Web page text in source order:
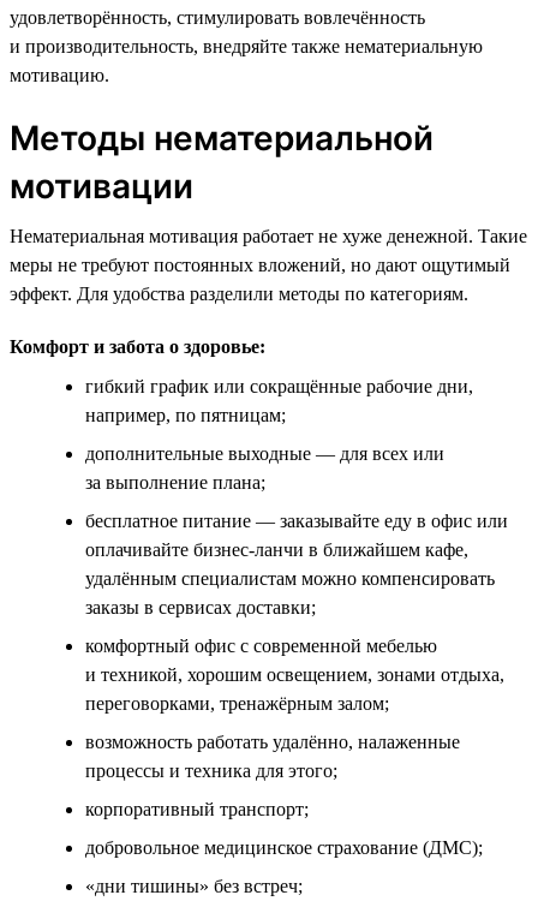
удовлетворённость, стимулировать вовлечённость
и производительность, внедряйте также нематериальную
мотивацию.
Методы нематериальной
мотивации
Нематериальная мотивация работает не хуже денежной. Такие
меры не требуют постоянных вложений, но дают ощутимый
эффект. Для удобства разделили методы по категориям.
Комфорт и забота о здоровье:
гибкий график или сокращённые рабочие дни,
например, по пятницам;
дополнительные выходные — для всех или
за выполнение плана;
бесплатное питание — заказывайте еду в офис или
оплачивайте бизнес-ланчи в ближайшем кафе,
удалённым специалистам можно компенсировать
заказы в сервисах доставки;
комфортный офис с современной мебелью
и техникой, хорошим освещением, зонами отдыха,
переговорками, тренажёрным залом;
возможность работать удалённо, налаженные
процессы и техника для этого;
корпоративный транспорт;
добровольное медицинское страхование (ДМС);
«дни тишины» без встреч;